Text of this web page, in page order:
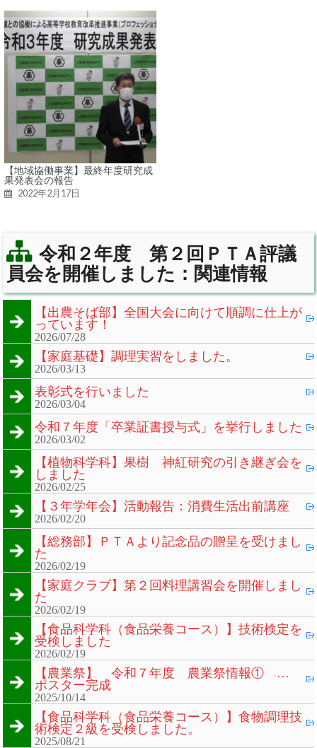
【地域協働事業】最終年度研究成
果発表会の報告
2022年2月17日
令和２年度 第２回ＰＴＡ評議
員会を開催しました：関連情報
【出農そば部】全国大会に向けて順調に仕上が
っています！
2026/07/28
【家庭基礎】調理実習をしました。
2026/03/13
表彰式を行いました
2026/03/04
令和７年度「卒業証書授与式」を挙行しました
2026/03/02
【植物科学科】果樹 神紅研究の引き継ぎ会を
しました
2026/02/25
【３年学年会】活動報告：消費生活出前講座
2026/02/20
【総務部】ＰＴＡより記念品の贈呈を受けまし
た
2026/02/19
【家庭クラブ】第２回料理講習会を開催しまし
た
2026/02/19
【食品科学科（食品栄養コース）】技術検定を
受検しました
2026/02/19
【農業祭】 令和７年度 農業祭情報① …
ポスター完成
2025/10/14
【食品科学科（食品栄養コース）】食物調理技
術検定２級を受検しました。
2025/08/21